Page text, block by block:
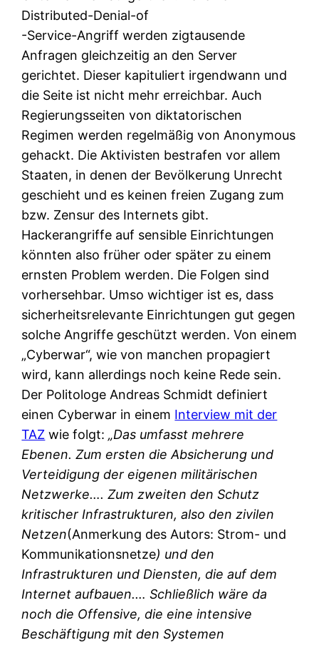
Distributed-Denial-of
-Service-Angriff werden zigtausende
Anfragen gleichzeitig an den Server
gerichtet. Dieser kapituliert irgendwann und
die Seite ist nicht mehr erreichbar. Auch
Regierungsseiten von diktatorischen
Regimen werden regelmäßig von Anonymous
gehackt. Die Aktivisten bestrafen vor allem
Staaten, in denen der Bevölkerung Unrecht
geschieht und es keinen freien Zugang zum
bzw. Zensur des Internets gibt.
Hackerangriffe auf sensible Einrichtungen
könnten also früher oder später zu einem
ernsten Problem werden. Die Folgen sind
vorhersehbar. Umso wichtiger ist es, dass
sicherheitsrelevante Einrichtungen gut gegen
solche Angriffe geschützt werden. Von einem
„Cyberwar“, wie von manchen propagiert
wird, kann allerdings noch keine Rede sein.
Der Politologe Andreas Schmidt definiert
einen Cyberwar in einem Interview mit der
TAZ wie folgt:„Das umfasst mehrere
Ebenen. Zum ersten die Absicherung und
Verteidigung der eigenen militärischen
Netzwerke…. Zum zweiten den Schutz
kritischer Infrastrukturen, also den zivilen
Netzen(Anmerkung des Autors: Strom- und
Kommunikationsnetze) und den
Infrastrukturen und Diensten, die auf dem
Internet aufbauen.… Schließlich wäre da
noch die Offensive, die eine intensive
Beschäftigung mit den Systemen